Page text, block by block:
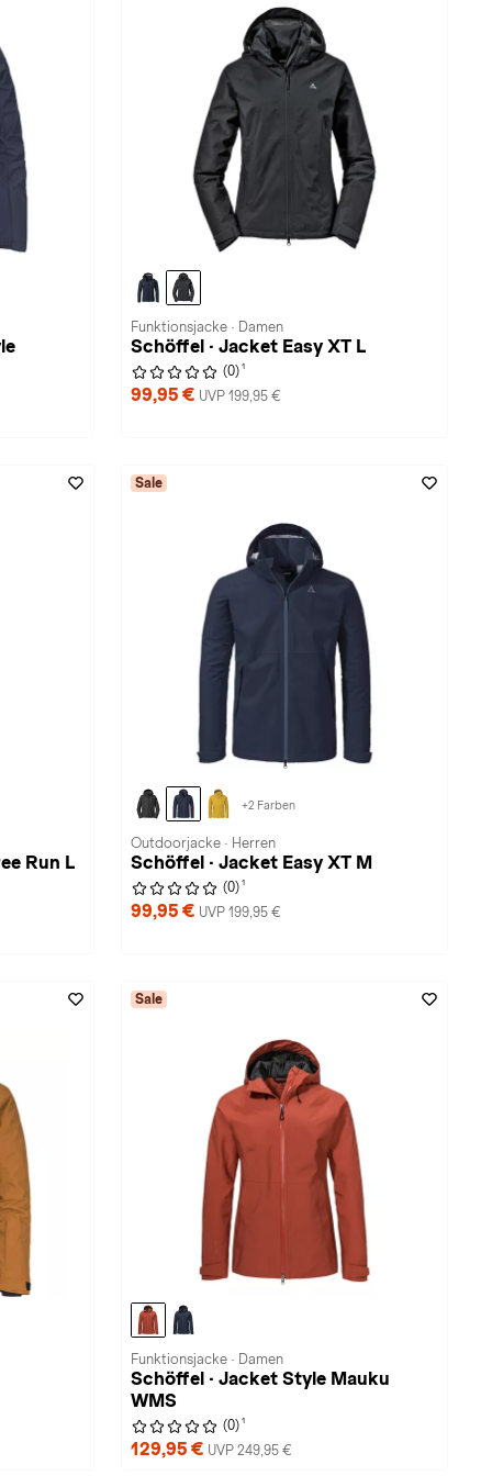
Funktionsjacke · Damen
Schöffel · Jacket Easy XT L
(0) 1
99,95 € UVP 199,95 €
Run L
Sale
+2 Farben
Outdoorjacke · Herren
Schöffel · Jacket Easy XT M
(0) 1
99,95 € UVP 199,95 €
Sale
Funktionsjacke · Damen
Schöffel · Jacket Style Mauku
WMS
(0) 1
129,95 € UVP 249,95 €